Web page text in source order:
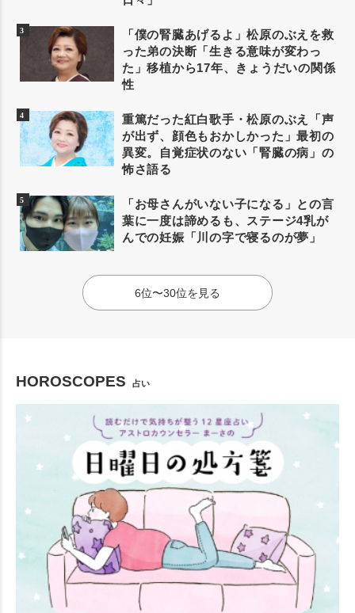
「僕の腎臓あげるよ」松原のぶえを救
った弟の決断「生きる意味が変わっ
た」移植から17年、きょうだいの関係
性
重篤だった紅白歌手・松原のぶえ「声
が出ず、顔色もおかしかった」最初の
異変。自覚症状のない「腎臓の病」の
怖さ語る
「お母さんがいない子になる」との言
葉に一度は諦めるも、ステージ4乳が
んでの妊娠「川の字で寝るのが夢」
6位〜30位を見る
HOROSCOPES 占い